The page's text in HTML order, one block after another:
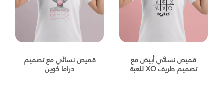
قميص نسائي أبيض مع
تصميم طريف XO للعبة
قميص نسائي مع تصميم
دراما كوين